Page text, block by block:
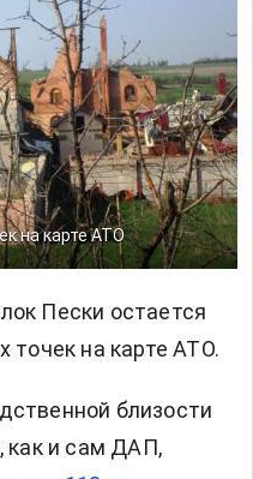
на карте АТО
Пески остается
точек на карте АТО.
близости
как и сам ДАП,